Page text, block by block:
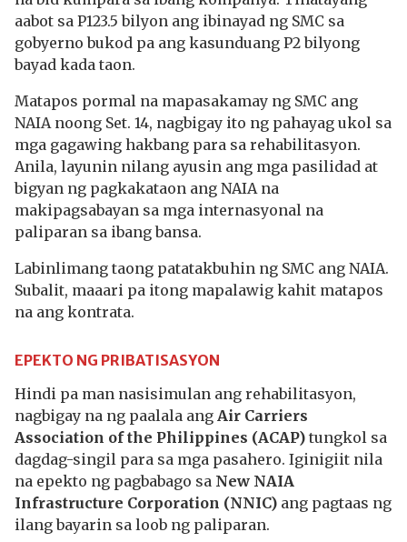
aabot sa P123.5 bilyon ang ibinayad ng SMC sa
gobyerno bukod pa ang kasunduang P2 bilyong
bayad kada taon.
Matapos pormal na mapasakamay ng SMC ang
NAIA noong Set. 14, nagbigay ito ng pahayag ukol sa
mga gagawing hakbang para sa rehabilitasyon.
Anila, layunin nilang ayusin ang mga pasilidad at
bigyan ng pagkakataon ang NAIA na
makipagsabayan sa mga internasyonal na
paliparan sa ibang bansa.
Labinlimang taong patatakbuhin ng SMC ang NAIA.
Subalit, maaari pa itong mapalawig kahit matapos
na ang kontrata.
EPEKTO NG PRIBATISASYON
Hindi pa man nasisimulan ang rehabilitasyon,
nagbigay na ng paalala ang Air Carriers
Association of the Philippines (ACAP) tungkol sa
dagdag-singil para sa mga pasahero. Iginigiit nila
na epekto ng pagbabago sa New NAIA
Infrastructure Corporation (NNIC) ang pagtaas ng
ilang bayarin sa loob ng paliparan.